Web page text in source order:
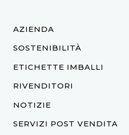
AZIENDA
SOSTENIBILITÀ
ETICHETTE IMBALLI
RIVENDITORI
NOTIZIE
SERVIZI POST VENDITA